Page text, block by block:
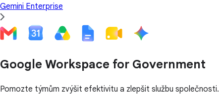
Gemini Enterprise
Google Workspace for Government
Pomozte týmům zvýšit efektivitu a zlepšit službu společnosti.